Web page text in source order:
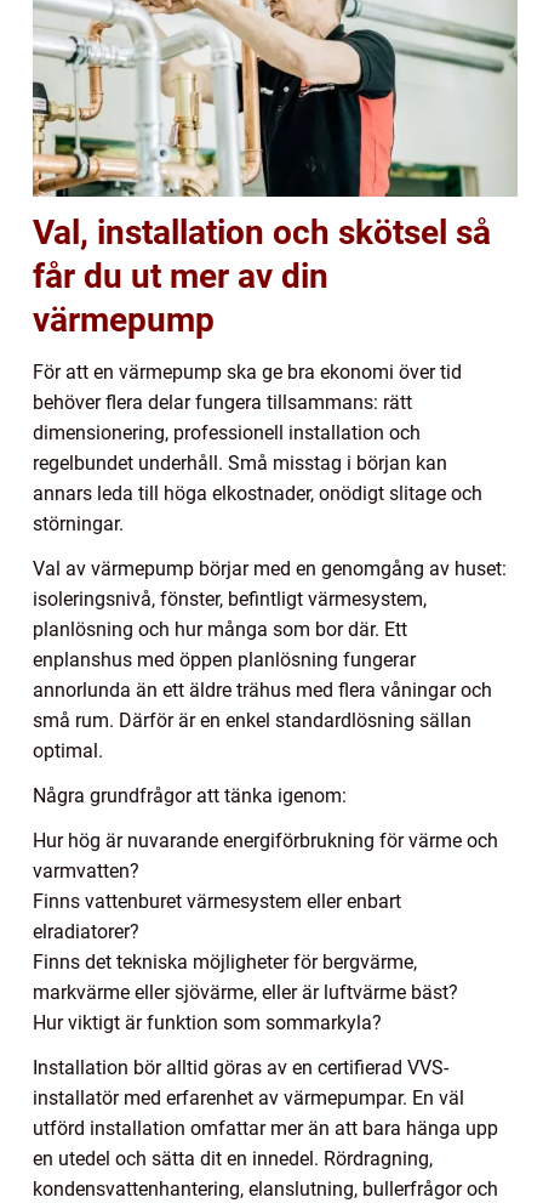
Val, installation och skötsel så
får du ut mer av din
värmepump
För att en värmepump ska ge bra ekonomi över tid
behöver flera delar fungera tillsammans: rätt
dimensionering, professionell installation och
regelbundet underhåll. Små misstag i början kan
annars leda till höga elkostnader, onödigt slitage och
störningar.
Val av värmepump börjar med en genomgång av huset:
isoleringsnivå, fönster, befintligt värmesystem,
planlösning och hur många som bor där. Ett
enplanshus med öppen planlösning fungerar
annorlunda än ett äldre trähus med flera våningar och
små rum. Därför är en enkel standardlösning sällan
optimal.
Några grundfrågor att tänka igenom:
Hur hög är nuvarande energiförbrukning för värme och
varmvatten?
Finns vattenburet värmesystem eller enbart
elradiatorer?
Finns det tekniska möjligheter för bergvärme,
markvärme eller sjövärme, eller är luftvärme bäst?
Hur viktigt är funktion som sommarkyla?
Installation bör alltid göras av en certifierad VVS-
installatör med erfarenhet av värmepumpar. En väl
utförd installation omfattar mer än att bara hänga upp
en utedel och sätta dit en innedel. Rördragning,
kondensvattenhantering, elanslutning, bullerfrågor och